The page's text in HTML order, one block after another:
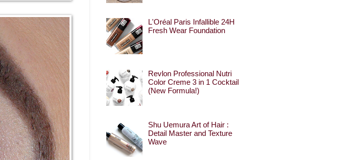
L'Oréal Paris Infallible 24H
Fresh Wear Foundation
Revlon Professional Nutri
Color Creme 3 in 1 Cocktail
(New Formula!)
Shu Uemura Art of Hair :
Detail Master and Texture
Wave